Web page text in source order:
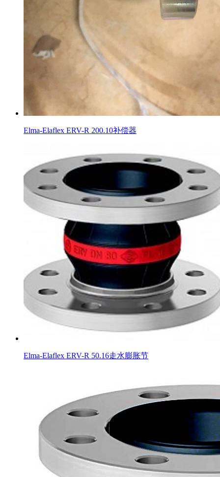
Elma-Elaflex ERV-R 200.10补偿器
Elma-Elaflex ERV-R 50.16走水膨胀节